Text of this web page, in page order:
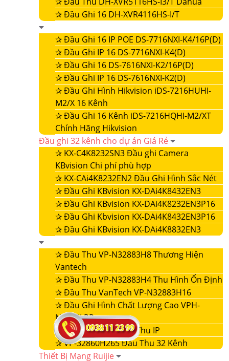
✰Đầu Ghi 16 DH-XVR4116HS-I/T
✰Đầu Ghi 16 IP POE DS-7716NXI-K4/16P(D)
✰Đầu Ghi IP 16 DS-7716NXI-K4(D)
✰Đầu Ghi 16 DS-7616NXI-K2/16P(D)
✰Đầu Ghi IP 16 DS-7616NXI-K2(D)
✰Đầu Ghi Hình Hikvision iDS-7216HUHI-
M2/X 16 Kênh
✰Đầu Ghi 16 Kênh iDS-7216HQHI-M2/XT
Chính Hãng Hikvision
Đầu ghi 32 kênh cho dự án Giá Rẻ
✰ KX-C4K8232SN3 Đầu ghi Camera
KBvision Chi phí phù hợp
✰ KX-CAi4K8232EN2 Đầu Ghi Hình Sắc Nét
✰Đầu Ghi KBvision KX-DAi4K8432EN3
✰Đầu Ghi KBvision KX-DAi4K8232EN3P16
✰Đầu Ghi Kbvision KX-DAi4K8432EN3P16
✰Đầu Ghi KBvision KX-DAi4K8832EN3
✰Đầu Thu VP-N32883H8 Thương Hiện
Vantech
✰Đầu Thu VP-N32883H4 Thu Hình Ổn Định
✰Đầu Thu VanTech VP-N32883H16
✰Đầu Ghi Hình Chất Lượng Cao VPH-
N4432LPR
✰ VP-32860NVR Đầu Thu IP
✰VP-32860H265 Đầu Thu 32 Kênh
Thiết Bị Mạng Ruijie